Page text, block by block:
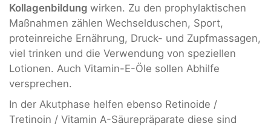
Kollagenbildung wirken. Zu den prophylaktischen
Maßnahmen zählen Wechselduschen, Sport,
proteinreiche Ernährung, Druck- und Zupfmassagen,
viel trinken und die Verwendung von speziellen
Lotionen. Auch Vitamin-E-Öle sollen Abhilfe
versprechen.
In der Akutphase helfen ebenso Retinoide /
Tretinoin / Vitamin A-Säurepräparate diese sind